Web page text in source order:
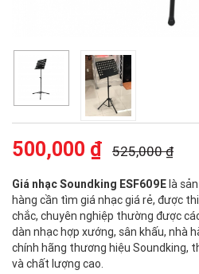
500,000 ₫ 525,000 ₫
Giá nhạc Soundking ESF609Elà
hàng cần tìm giá nhạc giá rẻ, được
chắc, chuyên nghiệp thường được
dàn nhạc hợp xướng, sân khấu, nhà
chính hãng thương hiệu Soundking,
và chất lượng cao.